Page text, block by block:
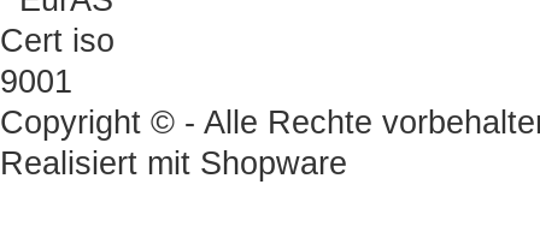
Copyright © - Alle Rechte
Realisiert mit Shopware